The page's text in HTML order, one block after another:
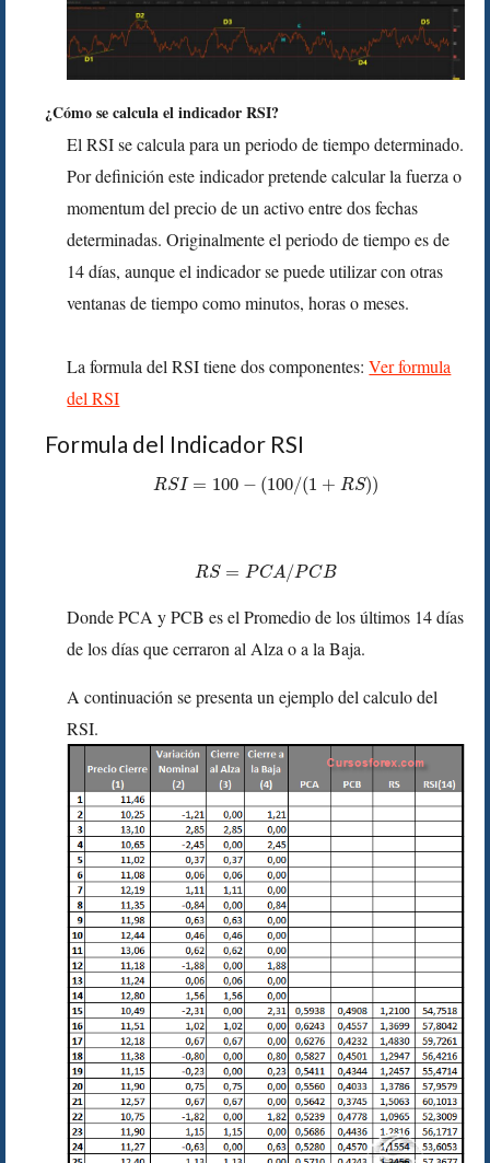
¿Cómo se calcula el indicador RSI?
El RSI se calcula para un periodo de tiempo determinado.
Por definición este indicador pretende calcular la fuerza o
momentum del precio de un activo entre dos fechas
determinadas. Originalmente el periodo de tiempo es de
14 días, aunque el indicador se puede utilizar con otras
ventanas de tiempo como minutos, horas o meses.
La formula del RSI tiene dos componentes:Ver formula
del RSI
Formula del Indicador RSI
RSI = 100 − (100/(1 + RS))
RS = PCA/PCB
Donde PCA y PCB es el Promedio de los últimos 14 días
de los días que cerraron al Alza o a la Baja.
A continuación se presenta un ejemplo del calculo del
RSI.